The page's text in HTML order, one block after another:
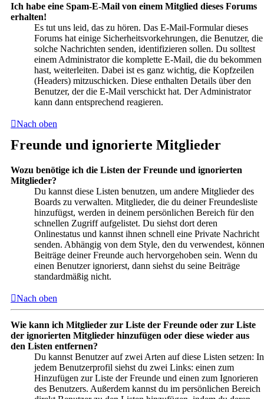
Ich habe eine Spam-E-Mail von einem Mitglied dieses Forums
erhalten!
Es tut uns leid, das zu hören. Das E-Mail-Formular dieses
Forums hat einige Sicherheitsvorkehrungen, die Benutzer, die
solche Nachrichten senden, identifizieren sollen. Du solltest
einem Administrator die komplette E-Mail, die du bekommen
hast, weiterleiten. Dabei ist es ganz wichtig, die Kopfzeilen
(Headers) mitzuschicken. Diese enthalten Details über den
Benutzer, der die E-Mail verschickt hat. Der Administrator
kann dann entsprechend reagieren.
Nach oben
Freunde und ignorierte Mitglieder
Wozu benötige ich die Listen der Freunde und ignorierten
Mitglieder?
Du kannst diese Listen benutzen, um andere Mitglieder des
Boards zu verwalten. Mitglieder, die du deiner Freundesliste
hinzufügst, werden in deinem persönlichen Bereich für den
schnellen Zugriff aufgelistet. Du siehst dort deren
Onlinestatus und kannst ihnen schnell eine Private Nachricht
senden. Abhängig von dem Style, den du verwendest, können
Beiträge deiner Freunde auch hervorgehoben sein. Wenn du
einen Benutzer ignorierst, dann siehst du seine Beiträge
standardmäßig nicht.
Nach oben
Wie kann ich Mitglieder zur Liste der Freunde oder zur Liste
der ignorierten Mitglieder hinzufügen oder diese wieder aus
den Listen entfernen?
Du kannst Benutzer auf zwei Arten auf diese Listen setzen: In
jedem Benutzerprofil siehst du zwei Links: einen zum
Hinzufügen zur Liste der Freunde und einen zum Ignorieren
des Benutzers. Außerdem kannst du im persönlichen Bereich